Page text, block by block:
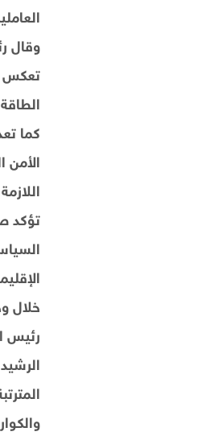
تعكس
كما
الأمن
تؤكد
خلال